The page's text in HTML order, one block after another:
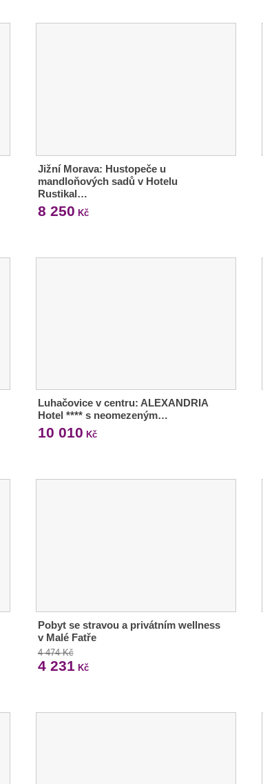
Jižní Morava: Hustopeče u
mandloňových sadů v Hotelu
Rustikal…
8 250 Kč
Luhačovice v centru: ALEXANDRIA
Hotel **** s neomezeným…
10 010 Kč
Pobyt se stravou a privátním wellness
v Malé Fatře
4 474 Kč
4 231 Kč